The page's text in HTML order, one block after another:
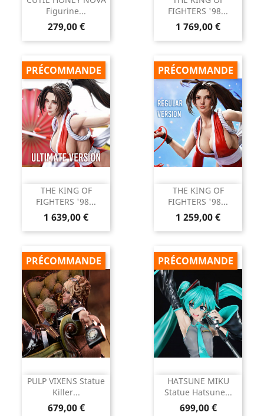
Figurine...
Prix
279,00 €
FIGHTERS '98...
Prix
1 769,00 €
THE KING OF
FIGHTERS '98...
Prix
1 639,00 €
PRÉCOMMANDE
THE KING OF
FIGHTERS '98...
Prix
1 259,00 €
PRÉCOMMANDE
PULP VIXENS Statue
Killer...
Prix
679,00 €
PRÉCOMMANDE
HATSUNE MIKU
Statue Hatsune...
Prix
699,00 €
PRÉCOMMANDE